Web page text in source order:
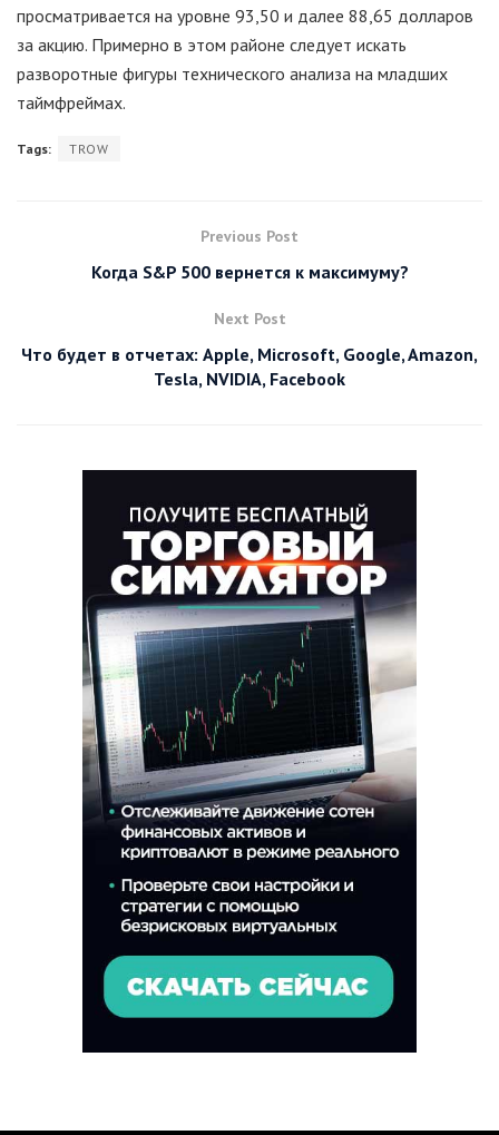
просматривается на уровне 93,50 и далее 88,65 долларов
за акцию. Примерно в этом районе следует искать
разворотные фигуры технического анализа на младших
таймфреймах.
Tags: TROW
Previous Post
Когда S&P 500 вернется к максимуму?
Next Post
Что будет в отчетах: Apple, Microsoft, Google, Amazon,
Tesla, NVIDIA, Facebook